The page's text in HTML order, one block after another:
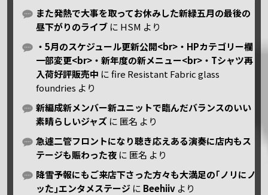
また発熱で大事を取ってお休みした新緑五月の最後の
昼下がりのライブ に HSM より
・5月のスケジュール更新公開<br>・HPカテゴリー欄
一部変更<br>・新年度の新メニュー<br>・Tシャツ再
入荷好評販売中 にfire Resistant Fabric glass
foundries より
新編成新メンバー新ユニットで臨んだバランスのいい
素晴らしいジャズ に 匿名 より
急遽二管フロントになり聴き応えある演奏に店内もス
テージも賑わった夜 に 匿名 より
降雪予報にもご来店下さった方々も大満足の｢ノリにノ
ッた｣エンタメステージ に Beehiiv より